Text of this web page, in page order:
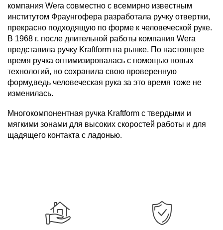
компания Wera совместно с всемирно известным
институтом Фраунгофера разработала ручку отвертки,
прекрасно подходящую по форме к человеческой руке.
В 1968 г. после длительной работы компания Wera
представила ручку Kraftform на рынке. По настоящее
время ручка оптимизировалась с помощью новых
технологий, но сохранила свою проверенную
форму,ведь человеческая рука за это время тоже не
изменилась.
Многокомпонентная ручка Kraftform с твердыми и
мягкими зонами для высоких скоростей работы и для
щадящего контакта с ладонью.